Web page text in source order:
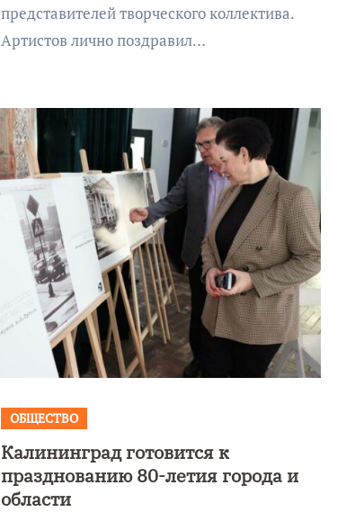
представителей творческого коллектива.
Артистов лично поздравил…
ОБЩЕСТВО
Калининград готовится к
празднованию 80-летия города и
области